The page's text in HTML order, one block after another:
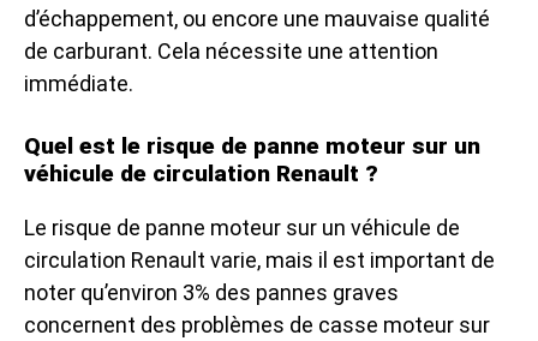
d’échappement, ou encore une mauvaise qualité
de carburant. Cela nécessite une attention
immédiate.
Quel est le risque de panne moteur sur un
véhicule de circulation Renault ?
Le risque de panne moteur sur un véhicule de
circulation Renault varie, mais il est important de
noter qu’environ 3% des pannes graves
concernent des problèmes de casse moteur sur